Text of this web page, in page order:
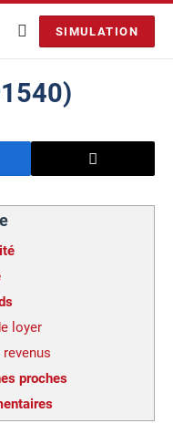
SIMULATION
loyer
proches